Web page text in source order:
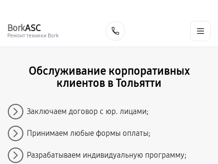
BorkASC
Ремонт техники Bork
Обслуживание корпоративных
клиентов в Тольятти
Заключаем договор с юр. лицами;
Принимаем любые формы оплаты;
Разрабатываем индивидуальную программу;